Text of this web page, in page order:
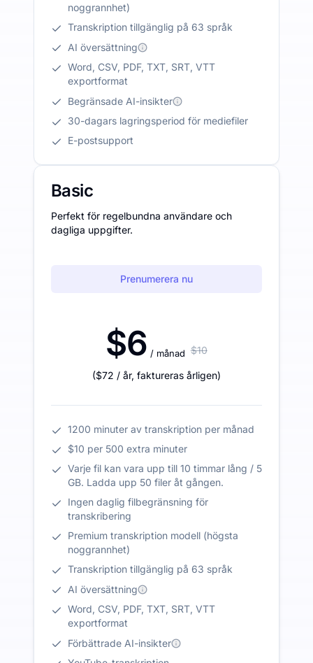
noggrannhet)
Transkription tillgänglig på 63 språk
AI översättning
Word, CSV, PDF, TXT, SRT, VTT
exportformat
Begränsade AI-insikter
30-dagars lagringsperiod för mediefiler
E-postsupport
Basic
Perfekt för regelbundna användare och
dagliga uppgifter.
Prenumerera nu
$6 / månad $10
($72 / år, faktureras årligen)
1200 minuter av transkription per månad
$10 per 500 extra minuter
Varje fil kan vara upp till 10 timmar lång / 5
GB. Ladda upp 50 filer åt gången.
Ingen daglig filbegränsning för
transkribering
Premium transkription modell (högsta
noggrannhet)
Transkription tillgänglig på 63 språk
AI översättning
Word, CSV, PDF, TXT, SRT, VTT
exportformat
Förbättrade AI-insikter